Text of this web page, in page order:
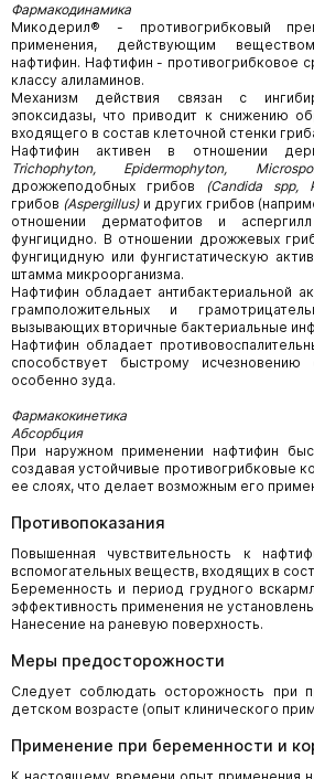
Фармакодинамика
Микодерил® - противогрибковый
применения, действующим
нафтифин. Нафтифин - противогрибковое
классу алиламинов.
Механизм действия связан с
эпоксидазы, что приводит к снижению
входящего в состав клеточной стенки
Нафтифин активен в отношении
Trichophyton, Epidermophyton,
дрожжеподобных грибов
(Candida spp,
грибов (Aspergillus)и других грибов
отношении дерматофитов и
фунгицидно. В отношении дрожжевых
фунгицидную или фунгистатическую
штамма микроорганизма.
Нафтифин обладает антибактериальной
грамположительных и
вызывающих вторичные бактериальные
Нафтифин обладает
способствует быстрому исчезновению
особенно зуда.
Фармакокинетика
Абсорбция
При наружном применении нафтифин
создавая устойчивые противогрибковые
ее слоях, что делает возможным его
Противопоказания
Повышенная чувствительность к
вспомогательных веществ, входящих в
Беременность и период грудного
эффективность применения не
Нанесение на раневую поверхность.
Меры предосторожности
Следует соблюдать осторожность при
детском возрасте (опыт клинического
Применение при беременности и